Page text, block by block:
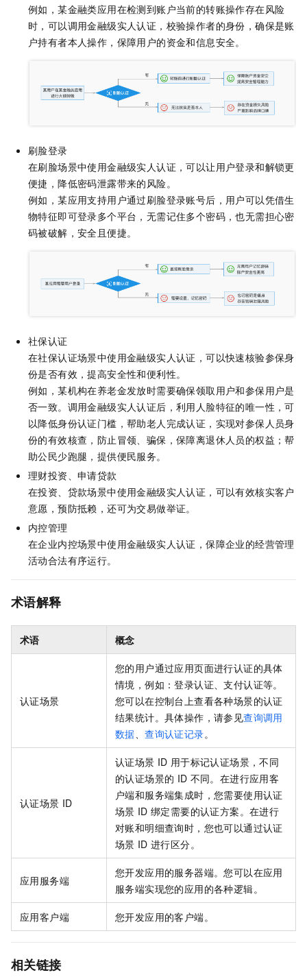
例如，某金融类应用在检测到账户当前的转账操作存在风险
时，可以调用金融级实人认证，校验操作者的身份，确保是账
户持有者本人操作，保障用户的资金和信息安全。
刷脸登录
在刷脸场景中使用金融级实人认证 ，可以让用户登录和解锁更
便捷，降低密码泄露带来的风险。
例如，某应用支持用户通过刷脸登录账号后，用户可以凭借生
物特征即可登录多个平台，无需记住多个密码，也无需担心密
码被破解，安全且便捷。
社保认证
在社保认证场景中使用金融级实人认证 ，可以快速核验参保身
份是否有效，提高安全性和便利性。
例如，某机构在养老金发放时需要确保领取用户和参保用户是
否一致。调用金融级实人认证后，利用人脸特征的唯一性，可
以降低身份认证门槛，帮助老人完成认证，实现对参保人员身
份的有效核查，防止冒领、骗保，保障离退休人员的权益；帮
助公民少跑腿，提供便民服务。
理财投资、申请贷款
在投资、贷款场景中使用金融级实人认证 ，可以有效核实客户
意愿，预防抵赖，还可为交易做举证。
内控管理
在企业内控场景中使用金融级实人认证 ，保障企业的经营管理
活动合法有序运行。
术语解释
术语 概念
认证场景
您的用户通过应用页面进行认证的具体
情境，例如：登录认证、支付认证等。
您可以在控制台上查看各种场景的认证
结果统计。具体操作，请参见查询调用
数据、查询认证记录。
认证场景 ID
认证场景 ID 用于标记认证场景，不同
的认证场景的 ID 不同。在进行应用客
户端和服务端集成时，您需要使用认证
场景 ID 绑定需要的认证方案。在进行
对账和明细查询时，您也可以通过认证
场景 ID 进行区分。
应用服务端
您开发应用的服务器端。您可以在应用
服务端实现您的应用的各种逻辑。
应用客户端 您开发应用的客户端。
相关链接